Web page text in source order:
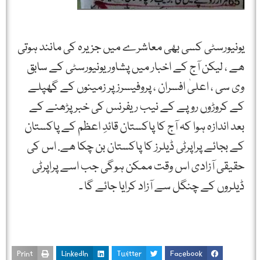
یونیورسٹی کسی بھی معاشرے میں جزیرہ کی مانند ہوتی
ھے ، لیکن آج کے اخبار میں پشاور یونیورسٹی کے سابق
وی سی ، اعلیٰ افسران ، پروفیسرز پر زمینوں کے گھپلے
کے کروڑوں روپے کے نیب ریفرنس کی خبر پڑھنے کے
بعد اندازہ ہوا کہ آج کا پاکستان قائدِ اعظم کے پاکستان
کے بجائے پراپرٹی ڈیلرز کا پاکستان بن چکا ھے. اس کی
حقیقی آزادی اس وقت ممکن ہوگی جب اسے پراپرٹی
ڈیلروں کے چنگل سے آزاد کرایا جائے گا ۔
Facebook
Twitter
LinkedIn
Print